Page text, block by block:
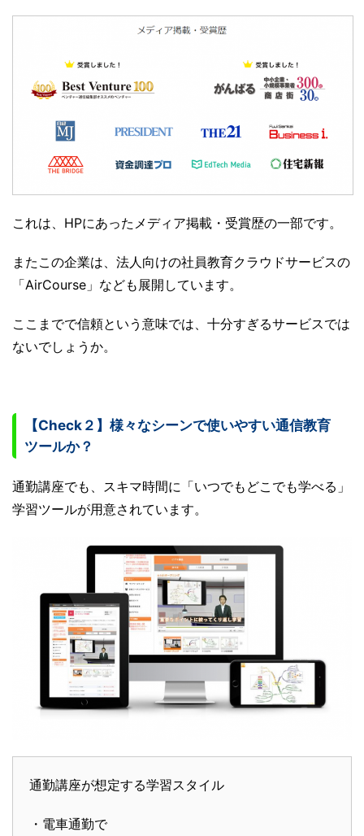
これは、HPにあったメディア掲載・受賞歴の一部です。
またこの企業は、法人向けの社員教育クラウドサービスの
「AirCourse」なども展開しています。
ここまでで信頼という意味では、十分すぎるサービスでは
ないでしょうか。
【Check２】様々なシーンで使いやすい通信教育
ツールか？
通勤講座でも、スキマ時間に「いつでもどこでも学べる」
学習ツールが用意されています。
通勤講座が想定する学習スタイル
・電車通勤で